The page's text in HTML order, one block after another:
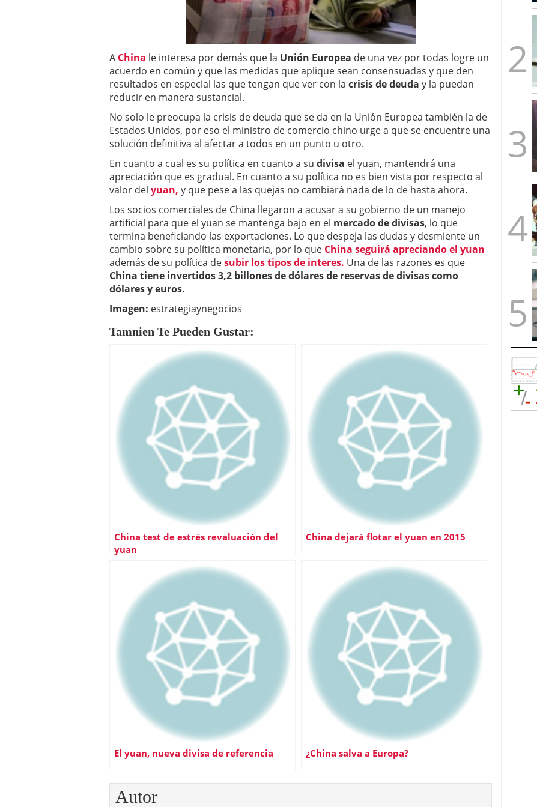
a los costes
21 de noviembre de 2025
¿Cuánto cuesta un software punto de venta? 3 de octubre de 2025
A China le interesa por demás que la Unión Europea de una vez por todas logre un
acuerdo en común y que las medidas que aplique sean consensuadas y que den
resultados en especial las que tengan que ver con la crisis de deuda y la puedan
reducir en manera sustancial.
No solo le preocupa la crisis de deuda que se da en la Unión Europea también la de
Estados Unidos, por eso el ministro de comercio chino urge a que se encuentre una
solución definitiva al afectar a todos en un punto u otro.
En cuanto a cual es su política en cuanto a su divisa el yuan, mantendrá una
apreciación que es gradual. En cuanto a su política no es bien vista por respecto al
valor del yuan, y que pese a las quejas no cambiará nada de lo de hasta ahora.
Los socios comerciales de China llegaron a acusar a su gobierno de un manejo
artificial para que el yuan se mantenga bajo en el mercado de divisas, lo que
termina beneficiando las exportaciones. Lo que despeja las dudas y desmiente un
cambio sobre su política monetaria, por lo que China seguirá apreciando el yuan
además de su política desubir los tipos de interes. Una de las razones es que
China tiene invertidos 3,2 billones de dólares de reservas de divisas como
dólares y euros.
Imagen: estrategiaynegocios
Tamnien Te Pueden Gustar:
China test de estrés revaluación del
yuan
China dejará flotar el yuan en 2015
El yuan, nueva divisa de referencia ¿China salva a Europa?
Autor